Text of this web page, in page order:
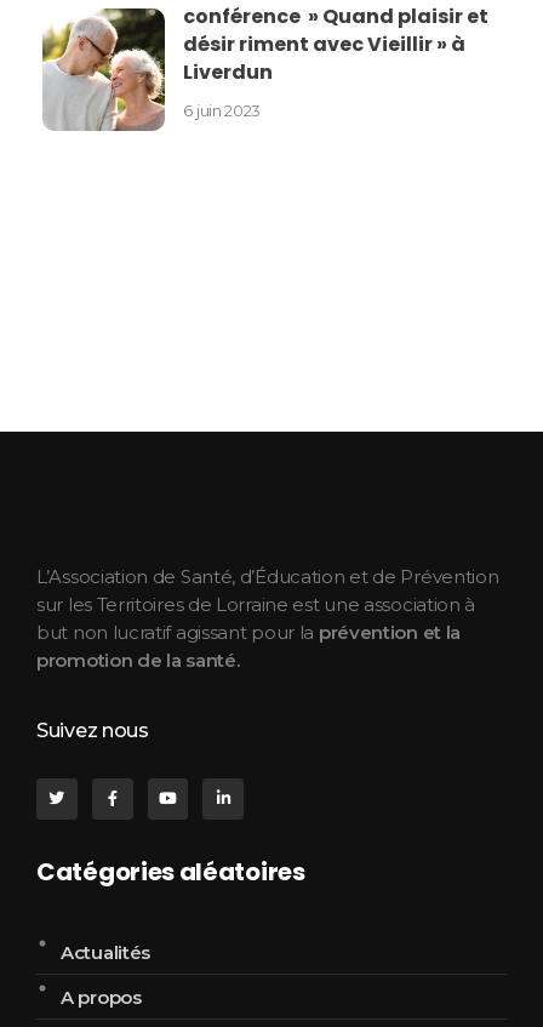
conférence » Quand plaisir et
désir riment avec Vieillir » à
Liverdun
6 juin 2023
L’Association de Santé, d’Éducation et de Prévention
sur les Territoires de Lorraine est une association à
but non lucratif agissant pour la prévention et la
promotion de la santé.
Suivez nous
Catégories aléatoires
Actualités
A propos